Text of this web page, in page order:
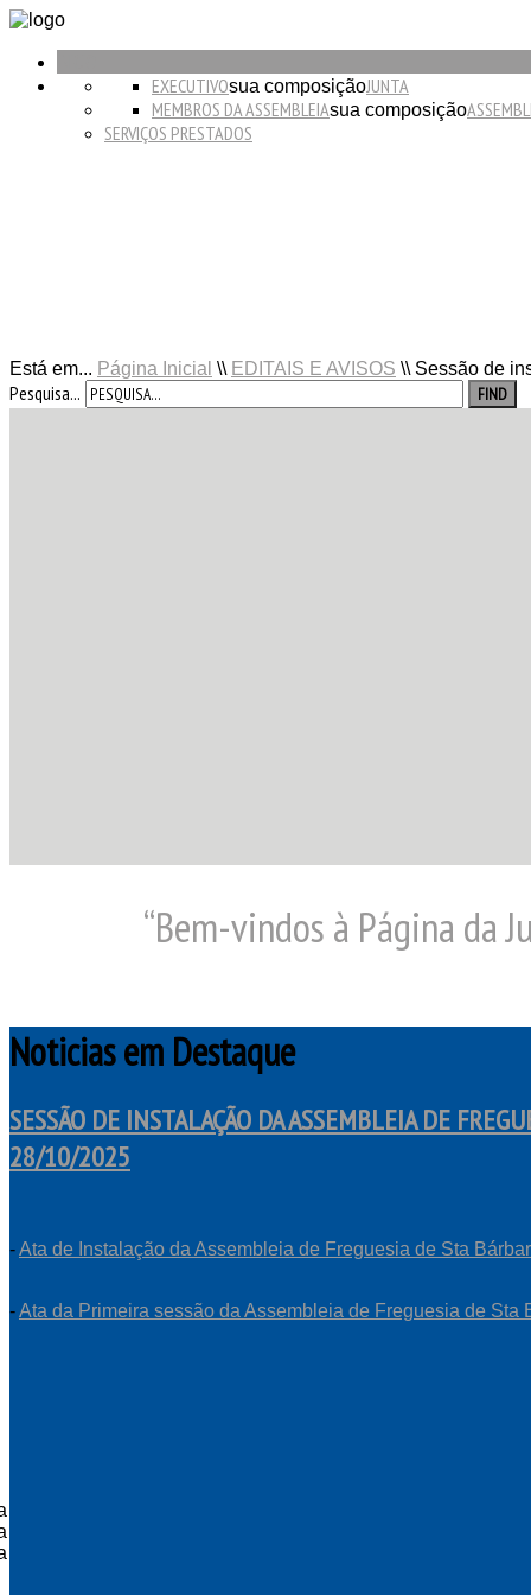
JUNTA
EXECUTIVOsua composição
MEMBROS DA ASSEMBLEIAsua composição
SERVIÇOS PRESTADOS
Está em... Página Inicial \\ EDITAIS E AVISOS \\ Sessão de
Pesquisa... FIND
“Bem-vindos à Página da
Noticias em Destaque
SESSÃO DE INSTALAÇÃO DA ASSEMBLEIA DE
28/10/2025
-Ata de Instalação da Assembleia de Freguesia de Sta
-Ata da Primeira sessão da Assembleia de Freguesia de Sta